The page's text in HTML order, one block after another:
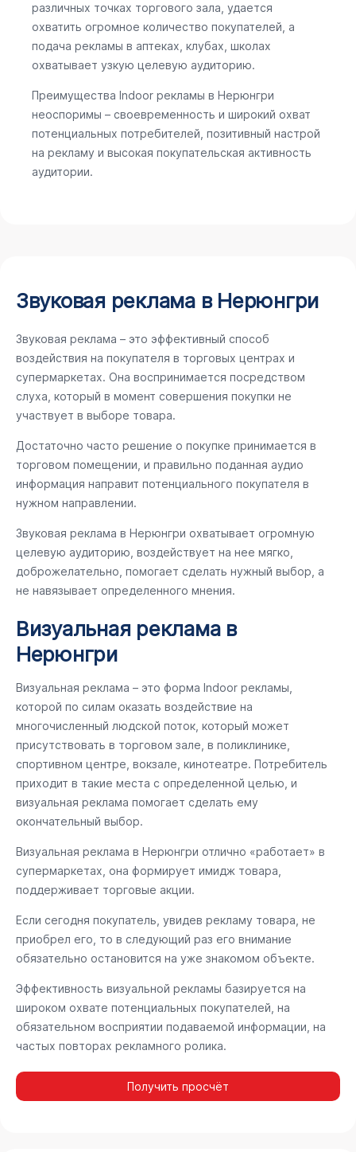
различных точках торгового зала, удается
охватить огромное количество покупателей, а
подача рекламы в аптеках, клубах, школах
охватывает узкую целевую аудиторию.
Преимущества Indoor рекламы в Нерюнгри
неоспоримы – своевременность и широкий охват
потенциальных потребителей, позитивный настрой
на рекламу и высокая покупательская активность
аудитории.
Звуковая реклама в Нерюнгри
Звуковая реклама – это эффективный способ
воздействия на покупателя в торговых центрах и
супермаркетах. Она воспринимается посредством
слуха, который в момент совершения покупки не
участвует в выборе товара.
Достаточно часто решение о покупке принимается в
торговом помещении, и правильно поданная аудио
информация направит потенциального покупателя в
нужном направлении.
Звуковая реклама в Нерюнгри охватывает огромную
целевую аудиторию, воздействует на нее мягко,
доброжелательно, помогает сделать нужный выбор, а
не навязывает определенного мнения.
Визуальная реклама в
Нерюнгри
Визуальная реклама – это форма Indoor рекламы,
которой по силам оказать воздействие на
многочисленный людской поток, который может
присутствовать в торговом зале, в поликлинике,
спортивном центре, вокзале, кинотеатре. Потребитель
приходит в такие места с определенной целью, и
визуальная реклама помогает сделать ему
окончательный выбор.
Визуальная реклама в Нерюнгри отлично «работает» в
супермаркетах, она формирует имидж товара,
поддерживает торговые акции.
Если сегодня покупатель, увидев рекламу товара, не
приобрел его, то в следующий раз его внимание
обязательно остановится на уже знакомом объекте.
Эффективность визуальной рекламы базируется на
широком охвате потенциальных покупателей, на
обязательном восприятии подаваемой информации, на
частых повторах рекламного ролика.
Получить просчёт